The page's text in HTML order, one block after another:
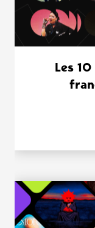
Les